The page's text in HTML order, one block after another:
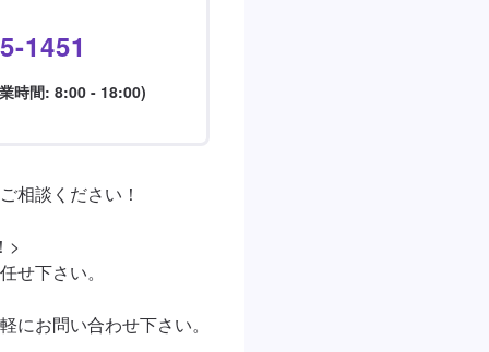
1451
時間: 8:00 - 18:00)
相談ください！
>
せ下さい。
お問い合わせ下さい。